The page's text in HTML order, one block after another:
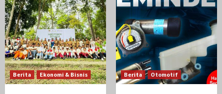
Berita Ekonomi & Bisnis Berita Otomotif